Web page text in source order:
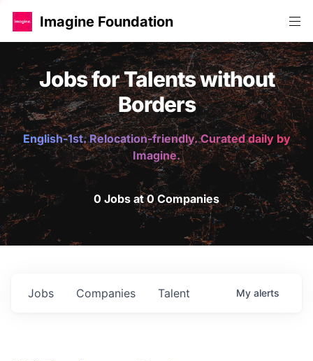
Imagine Foundation
Jobs for Talents without
Borders
English-1st. Relocation-friendly. Curated daily by
Imagine.
0 Jobs at 0 Companies
Jobs Companies Talent My alerts